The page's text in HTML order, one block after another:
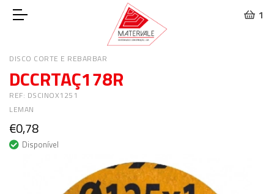
1
DISCO CORTE E REBARBAR
DCCRTAÇ178R
REF: DSCINOX1251
LEMAN
€0,78
Disponível